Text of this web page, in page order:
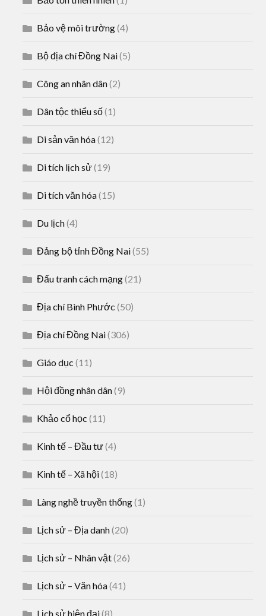
Bảo vệ môi trường(4)
Bộ địa chí Đồng Nai(5)
Công an nhân dân(2)
Dân tộc thiểu số(1)
Di sản văn hóa(12)
Di tích lịch sử(19)
Di tích văn hóa(15)
Du lịch(4)
Đảng bộ tỉnh Đồng Nai(55)
Đấu tranh cách mạng(21)
Địa chí Bình Phước (50)
Địa chí Đồng Nai(306)
Giáo dục (11)
Hội đồng nhân dân(9)
Khảo cổ học (11)
Kinh tế – Đầu tư(4)
Kinh tế – Xã hội(18)
Làng nghề truyền thống(1)
Lịch sử – Địa danh(20)
Lịch sử – Nhân vật(26)
Lịch sử – Văn hóa(41)
Lịch sử hiện đại(8)